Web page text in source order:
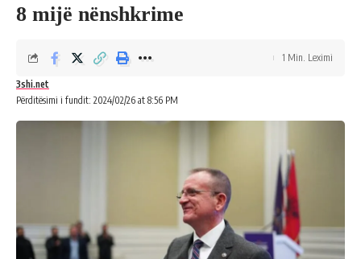
8 mijë nënshkrime
Përditësimi i fundit: 2024/02/26 at 8:56 PM
3shi.net
1 Min. Leximi